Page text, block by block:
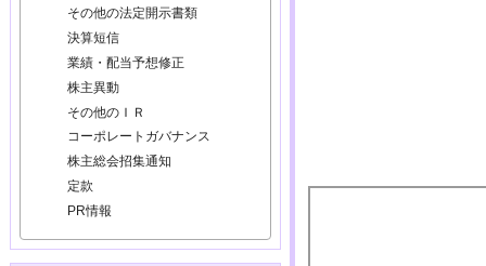
その他の法定開示書類
決算短信
業績・配当予想修正
株主異動
その他のＩＲ
コーポレートガバナンス
株主総会招集通知
定款
PR情報